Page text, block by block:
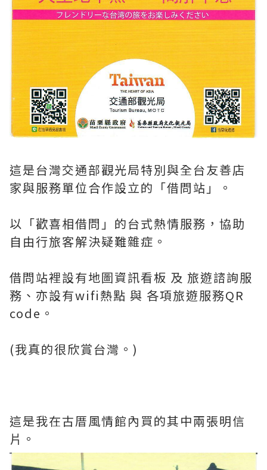
這是台灣交通部觀光局特別與全台友善店
家與服務單位合作設立的「借問站」。
以「歡喜相借問」的台式熱情服務，協助
自由行旅客解決疑難雜症。
借問站裡設有地圖資訊看板 及 旅遊諮詢服
務、亦設有wifi熱點 與 各項旅遊服務QR
code。
(我真的很欣賞台灣。)
這是我在古厝風情館內買的其中兩張明信
片。